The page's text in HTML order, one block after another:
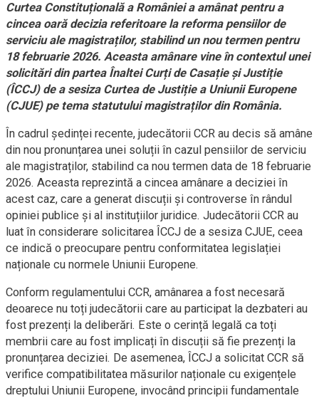
Curtea Constituțională a României a amânat pentru a
cincea oară decizia referitoare la reforma pensiilor de
serviciu ale magistraților, stabilind un nou termen pentru
18 februarie 2026. Aceasta amânare vine în contextul unei
solicitări din partea Înaltei Curți de Casație și Justiție
(ÎCCJ) de a sesiza Curtea de Justiție a Uniunii Europene
(CJUE) pe tema statutului magistraților din România.
În cadrul ședinței recente, judecătorii CCR au decis să amâne
din nou pronunțarea unei soluții în cazul pensiilor de serviciu
ale magistraților, stabilind ca nou termen data de 18 februarie
2026. Aceasta reprezintă a cincea amânare a deciziei în
acest caz, care a generat discuții și controverse în rândul
opiniei publice și al instituțiilor juridice. Judecătorii CCR au
luat în considerare solicitarea ÎCCJ de a sesiza CJUE, ceea
ce indică o preocupare pentru conformitatea legislației
naționale cu normele Uniunii Europene.
Conform regulamentului CCR, amânarea a fost necesară
deoarece nu toți judecătorii care au participat la dezbateri au
fost prezenți la deliberări. Este o cerință legală ca toți
membrii care au fost implicați în discuții să fie prezenți la
pronunțarea deciziei. De asemenea, ÎCCJ a solicitat CCR să
verifice compatibilitatea măsurilor naționale cu exigențele
dreptului Uniunii Europene, invocând principii fundamentale